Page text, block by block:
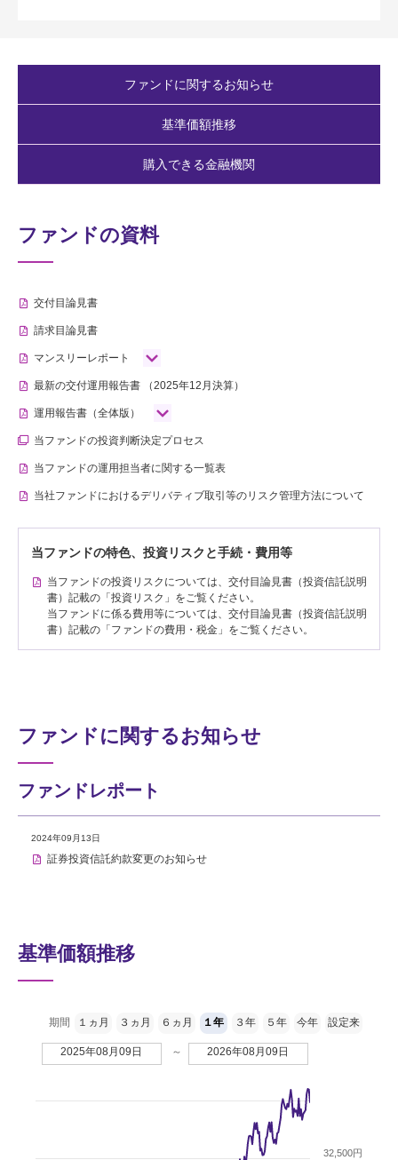
ファンドに関するお知らせ
基準価額推移
購入できる金融機関
ファンドの資料
交付目論見書
請求目論見書
マンスリーレポート
最新の交付運用報告書 （2025年12月決算）
運用報告書（全体版）
当ファンドの投資判断決定プロセス
当ファンドの運用担当者に関する一覧表
当社ファンドにおけるデリバティブ取引等のリスク管理方法について
当ファンドの特色、投資リスクと手続・費用等
当ファンドの投資リスクについては、交付目論見書（投資信託説明
書）記載の「投資リスク」をご覧ください。
当ファンドに係る費用等については、交付目論見書（投資信託説明
書）記載の「ファンドの費用・税金」をご覧ください。
ファンドに関するお知らせ
ファンドレポート
2024年09月13日
証券投資信託約款変更のお知らせ
基準価額推移
32,500円
期間 １ヵ月 ３ヵ月 ６ヵ月 １年 ３年 ５年 今年 設定来
2025年08月09日 ～ 2026年08月09日